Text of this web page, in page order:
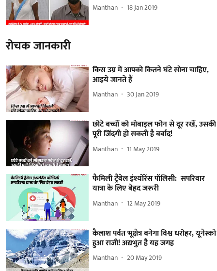
Manthan 18 Jan 2019
रोचक जानकारी
किस उम्र में आपको कितने घंटे सोना चाहिए,
आइये जानते हैं
Manthan 30 Jan 2019
छोटे बच्चों को मोबाइल फोन से दूर रखें, उसकी
पूरी जिंदगी हो सकती है बर्बाद!
Manthan 11 May 2019
फैमिली ट्रैवेल इंश्योरेंस पॉलिसी: सपरिवार
यात्रा के लिए बेहद जरूरी
Manthan 12 May 2019
कैलाश पर्वत भूक्षेत्र बनेगा विश्व धरोहर, यूनेस्को
हुआ राजी! अद्यभुत है यह जगह
Manthan 20 May 2019